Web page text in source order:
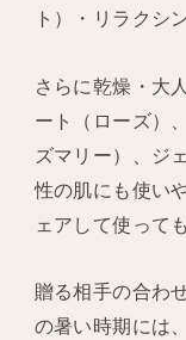
ト）・リラクシ
さらに乾燥・大
ート（ローズ）
ズマリー）、ジ
性の肌にも使い
ェアして使って
贈る相手の合わ
の暑い時期には